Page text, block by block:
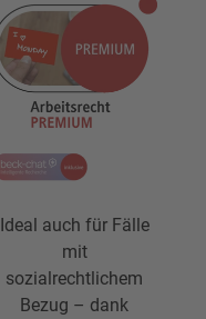
Ideal auch für Fälle
mit
sozialrechtlichem
Bezug – dank